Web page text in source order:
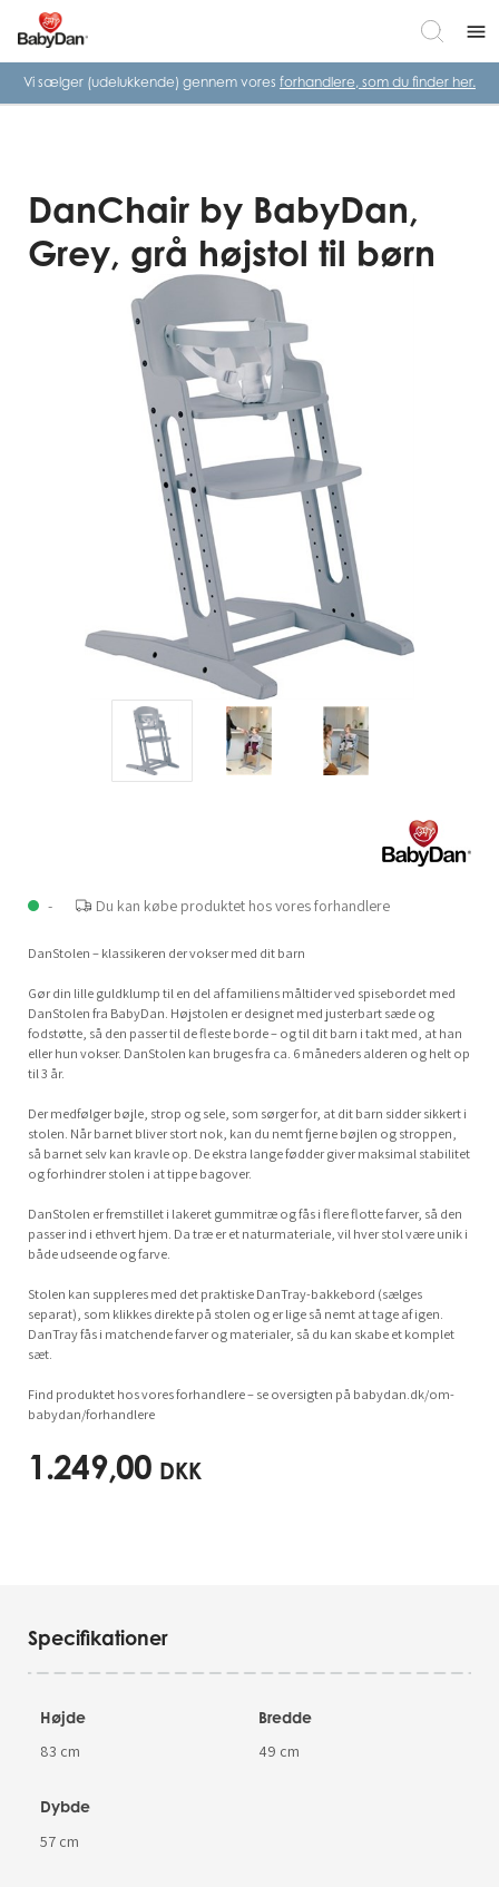
menu
Vi sælger (udelukkende) gennem vores forhandlere, som du finder her.
- Du kan købe produktet hos vores forhandlere
DanStolen – klassikeren der vokser med dit barn
Gør din lille guldklump til en del af familiens måltider ved spisebordet med
DanStolen fra BabyDan. Højstolen er designet med justerbart sæde og
fodstøtte, så den passer til de fleste borde – og til dit barn i takt med, at han
eller hun vokser. DanStolen kan bruges fra ca. 6 måneders alderen og helt op
til 3 år.
Der medfølger bøjle, strop og sele, som sørger for, at dit barn sidder sikkert i
stolen. Når barnet bliver stort nok, kan du nemt fjerne bøjlen og stroppen,
så barnet selv kan kravle op. De ekstra lange fødder giver maksimal stabilitet
og forhindrer stolen i at tippe bagover.
DanStolen er fremstillet i lakeret gummitræ og fås i flere flotte farver, så den
passer ind i ethvert hjem. Da træ er et naturmateriale, vil hver stol være unik i
både udseende og farve.
Stolen kan suppleres med det praktiske DanTray-bakkebord (sælges
separat), som klikkes direkte på stolen og er lige så nemt at tage af igen.
DanTray fås i matchende farver og materialer, så du kan skabe et komplet
sæt.
Find produktet hos vores forhandlere – se oversigten på babydan.dk/om-
babydan/forhandlere
1.249,00 DKK
DanChair by BabyDan,
Grey, grå højstol til børn
Specifikationer
Højde
83 cm
Bredde
49 cm
Dybde
57 cm